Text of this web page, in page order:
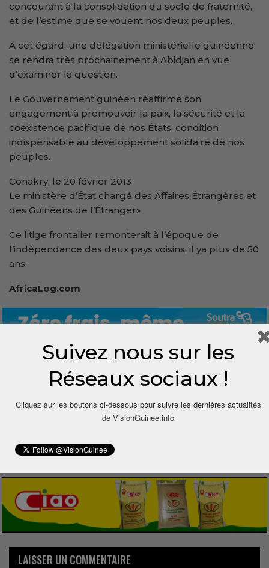
concourant à la consolidation du socle de fraternité,
et de l’estime que se vouent nos deux peuples.
A cet égard, une délégation ministérielle guinéenne
se rendra très prochainement à Abidjan en vue
d’examiner la question.
Le Gouvernement guinéen réaffirme son
engagement à promouvoir la paix, la sécurité et la
coexistence pacifique de nos États, condition
indispensable au développement solidaire de nos
peuples.
Conakry, le 20 février 2013
Le ministère d’État chargé des Affaires Étrangères et
des Guinéens de l’Étranger»
Ce litige frontalier remonterait à l’époque de
l’indépendance des deux pays voisins, il ya plus de 50
ans.
AfricaLog.com
0
LAISSER UN COMMENTAIRE
Suivez nous sur les
Réseaux sociaux !
Cliquez sur les boutons ci-dessous pour suivre les dernières actualités
de VisionGuinee.info